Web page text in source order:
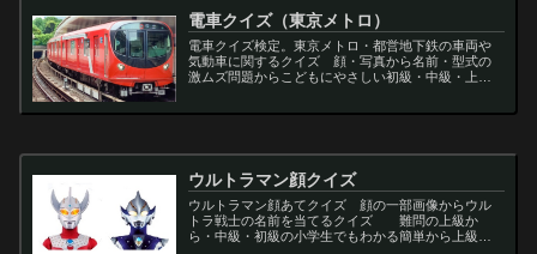
電車クイズ（東京メトロ）
電車クイズ検定。東京メトロ・都営地下鉄の車両や
気動車に関するクイズ 顔・写真から名前・型式の
激ムズ問題からこどもにやさしい初級・中級・上級
ウルトラマン顔クイズ
ウルトラマン顔あてクイズ 顔の一部画像からウル
トラ戦士の名前を当てるクイズ 難問の上級か
ら・中級・初級の小学生でもわかる簡単から上級者